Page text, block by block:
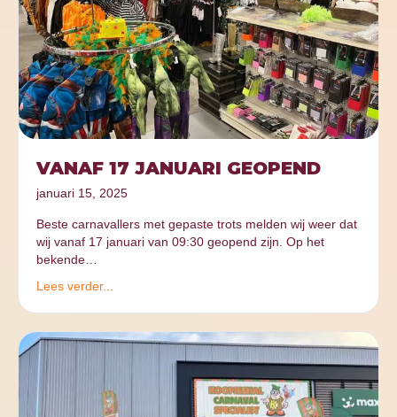
VANAF 17 JANUARI GEOPEND
januari 15, 2025
Beste carnavallers met gepaste trots melden wij weer dat
wij vanaf 17 januari van 09:30 geopend zijn. Op het
bekende…
Lees verder...